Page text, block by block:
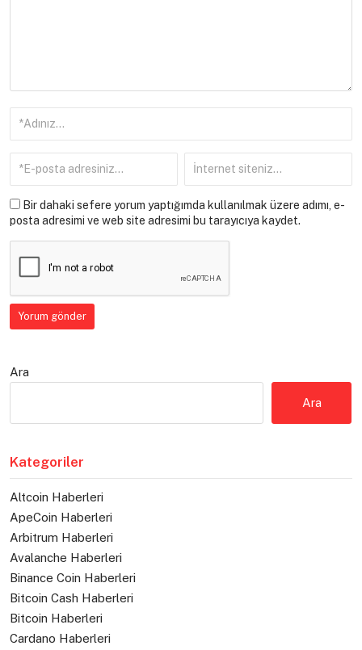
Bir dahaki sefere yorum yaptığımda kullanılmak üzere adımı, e-
posta adresimi ve web site adresimi bu tarayıcıya kaydet.
Ara
Ara
Kategoriler
Altcoin Haberleri
ApeCoin Haberleri
Arbitrum Haberleri
Avalanche Haberleri
Binance Coin Haberleri
Bitcoin Cash Haberleri
Bitcoin Haberleri
Cardano Haberleri